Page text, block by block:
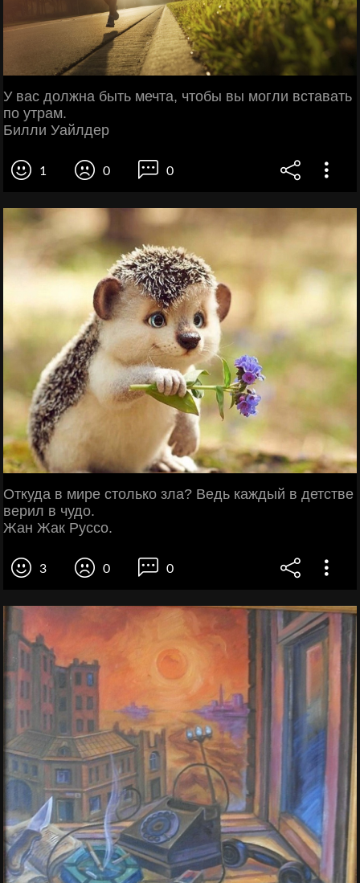
У вас должна быть мечта, чтобы вы могли вставать
по утрам.
Билли Уайлдер
1 0 0
Откуда в мире столько зла? Ведь каждый в детстве
верил в чудо.
Жан Жак Руссо.
3 0 0